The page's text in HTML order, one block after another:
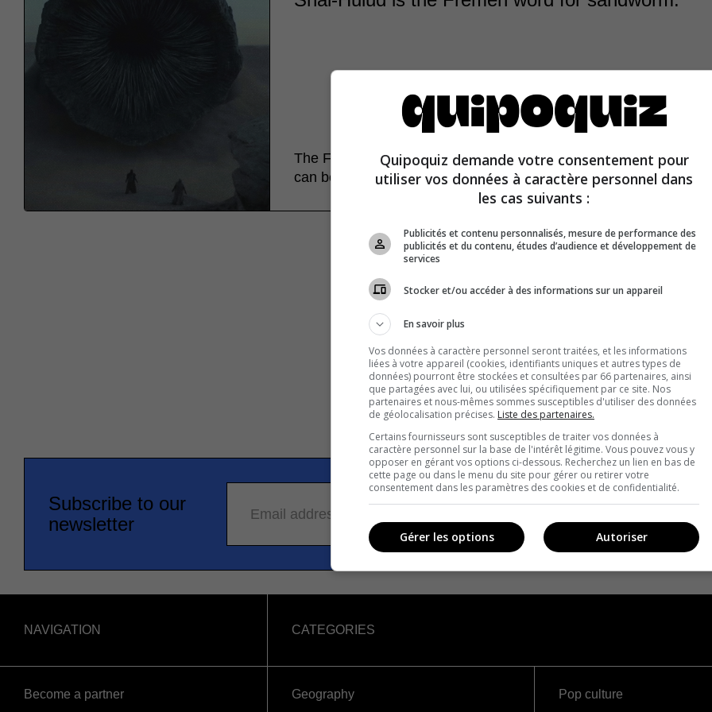
The Fremen consider sandworms to be the rulers of the desert.
can be translated as “Grandfather of the Desert” or “Old Father
Subscribe to our
newsletter
Email address
NAVIGATION
Become a partner
CATEGORIES
Geography
Pop culture
Quipoquiz demande votre consentement pour
utiliser vos données à caractère personnel dans
les cas suivants :
Publicités et contenu personnalisés, mesure de performance des
publicités et du contenu, études d’audience et développement de
services
Stocker et/ou accéder à des informations sur un appareil
En savoir plus
Vos données à caractère personnel seront traitées, et les informations
liées à votre appareil (cookies, identifiants uniques et autres types de
données) pourront être stockées et consultées par 66 partenaires, ainsi
que partagées avec lui, ou utilisées spécifiquement par ce site. Nos
partenaires et nous-mêmes sommes susceptibles d'utiliser des données
de géolocalisation précises. Liste des partenaires.
Certains fournisseurs sont susceptibles de traiter vos données à
caractère personnel sur la base de l'intérêt légitime. Vous pouvez vous y
opposer en gérant vos options ci-dessous. Recherchez un lien en bas de
cette page ou dans le menu du site pour gérer ou retirer votre
consentement dans les paramètres des cookies et de confidentialité.
Autoriser
Gérer les options